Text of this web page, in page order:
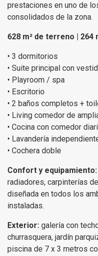
prestaciones en uno de
consolidados de la zona.
628 m² de terreno | 264
• 3 dormitorios
• Suite principal con
• Playroom / spa
• Escritorio
• 2 baños completos +
• Living comedor de
• Cocina con comedor
• Lavandería
• Cochera doble
Confort y equipamiento:
radiadores, carpinterías
diseñada en todos los
instaladas.
Exterior: galería con
churrasquera, jardín
piscina de 7 x 3 metros